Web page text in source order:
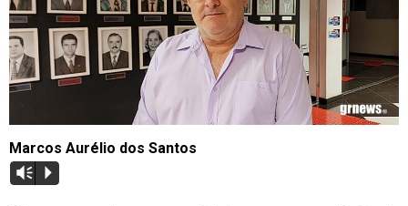
Marcos Aurélio dos Santos
Vm P